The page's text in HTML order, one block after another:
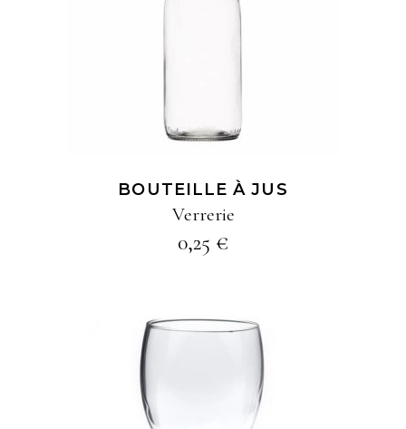
AJOUTER À MA
BOUTEILLE À JUS
Verrerie
0,25 €
AJOUTER À MA